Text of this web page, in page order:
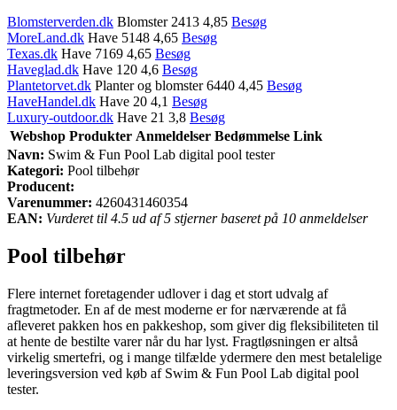
Blomsterverden.dk Blomster 2413 4,85 Besøg
MoreLand.dk Have 5148 4,65 Besøg
Texas.dk Have 7169 4,65 Besøg
Haveglad.dk Have 120 4,6 Besøg
Plantetorvet.dk Planter og blomster 6440 4,45 Besøg
HaveHandel.dk Have 20 4,1 Besøg
Luxury-outdoor.dk Have 21 3,8 Besøg
Webshop Produkter Anmeldelser Bedømmelse Link
Navn: Swim & Fun Pool Lab digital pool tester
Kategori: Pool tilbehør
Producent:
Varenummer: 4260431460354
EAN: Vurderet til 4.5 ud af 5 stjerner baseret på 10 anmeldelser
Pool tilbehør
Flere internet foretagender udlover i dag et stort udvalg af
fragtmetoder. En af de mest moderne er for nærværende at få
afleveret pakken hos en pakkeshop, som giver dig fleksibiliteten til
at hente de bestilte varer når du har lyst. Fragtløsningen er altså
virkelig smertefri, og i mange tilfælde ydermere den mest betalelige
leveringsversion ved køb af Swim & Fun Pool Lab digital pool
tester.